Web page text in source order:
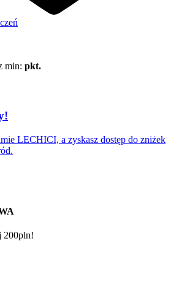
min: pkt.
LECHICI, a zyskasz dostęp do zniżek
200pln!